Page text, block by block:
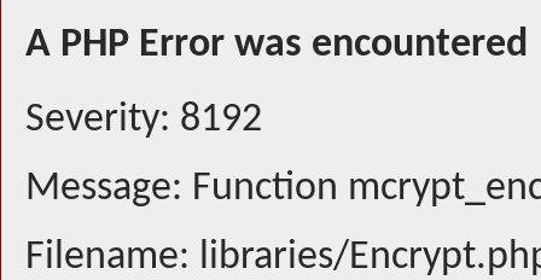
A PHP Error was encountered
Severity: 8192
Message: Function
Filename: libraries/